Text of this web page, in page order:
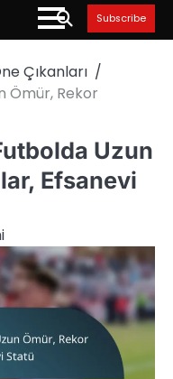
Subscribe
Çıkanları
Ömür, Rekor
Uzun
Efsanevi